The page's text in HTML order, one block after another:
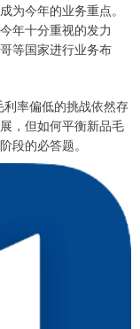
今年的业务重点。
年十分重视的发力
等国家进行业务布
率偏低的挑战依然存
，但如何平衡新品毛
段的必答题。